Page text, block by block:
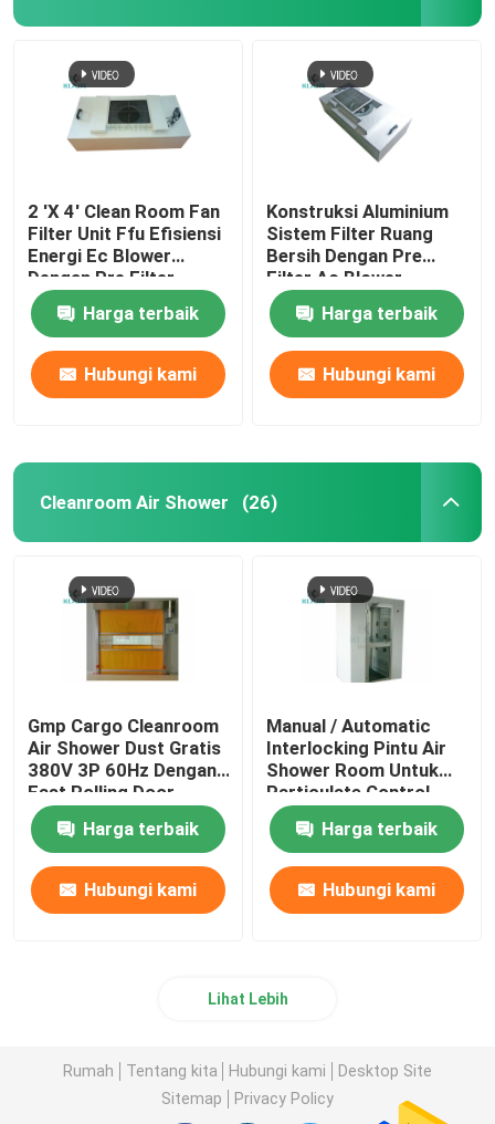
2 'X 4' Clean Room Fan
Filter Unit Ffu Efisiensi
Energi Ec Blower
Dengan Pre Filter
Harga terbaik
Hubungi kami
Konstruksi Aluminium
Sistem Filter Ruang
Bersih Dengan Pre
Filter Ac Blower
Harga terbaik
Hubungi kami
Cleanroom Air Shower (26)
Gmp Cargo Cleanroom
Air Shower Dust Gratis
380V 3P 60Hz Dengan
Fast Rolling Door
Harga terbaik
Hubungi kami
Manual / Automatic
Interlocking Pintu Air
Shower Room Untuk
Particulate Control
Room
Harga terbaik
Hubungi kami
Lihat Lebih
Rumah Tentang kita Hubungi kami
Desktop Site
Sitemap
Privacy Policy